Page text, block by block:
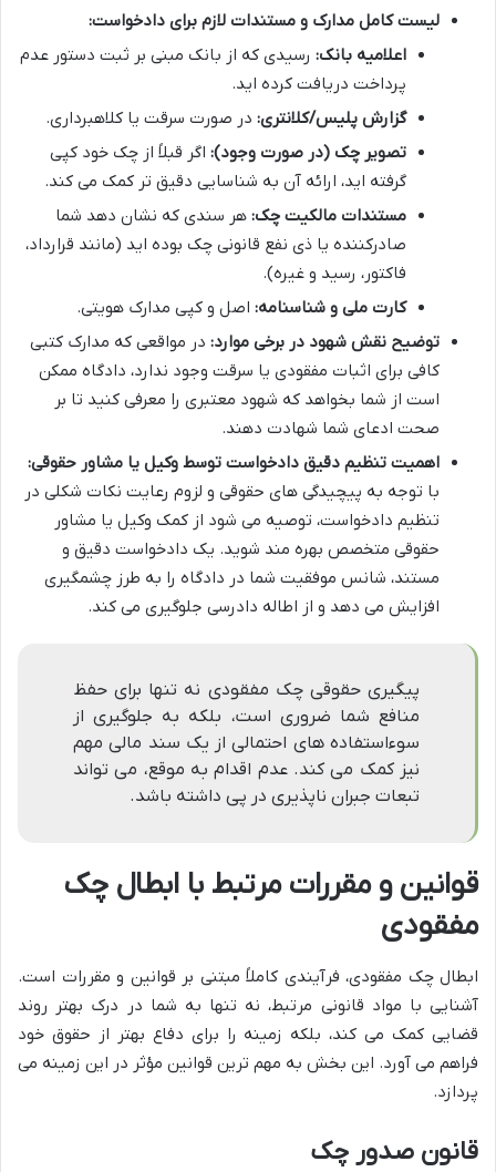
لیست کامل مدارک و مستندات لازم برای دادخواست:
اعلامیه بانک: رسیدی که از بانک مبنی بر ثبت دستور عدم
پرداخت دریافت کرده اید.
گزارش پلیس/کلانتری: در صورت سرقت یا کلاهبرداری.
تصویر چک (در صورت وجود): اگر قبلاً از چک خود کپی
گرفته اید، ارائه آن به شناسایی دقیق تر کمک می کند.
مستندات مالکیت چک: هر سندی که نشان دهد شما
صادرکننده یا ذی نفع قانونی چک بوده اید (مانند قرارداد،
فاکتور، رسید و غیره).
کارت ملی و شناسنامه: اصل و کپی مدارک هویتی.
توضیح نقش شهود در برخی موارد: در مواقعی که مدارک کتبی
کافی برای اثبات مفقودی یا سرقت وجود ندارد، دادگاه ممکن
است از شما بخواهد که شهود معتبری را معرفی کنید تا بر
صحت ادعای شما شهادت دهند.
اهمیت تنظیم دقیق دادخواست توسط وکیل یا مشاور حقوقی:
با توجه به پیچیدگی های حقوقی و لزوم رعایت نکات شکلی در
تنظیم دادخواست، توصیه می شود از کمک وکیل یا مشاور
حقوقی متخصص بهره مند شوید. یک دادخواست دقیق و
مستند، شانس موفقیت شما در دادگاه را به طرز چشمگیری
افزایش می دهد و از اطاله دادرسی جلوگیری می کند.
پیگیری حقوقی چک مفقودی نه تنها برای حفظ
منافع شما ضروری است، بلکه به جلوگیری از
سوءاستفاده های احتمالی از یک سند مالی مهم
نیز کمک می کند. عدم اقدام به موقع، می تواند
تبعات جبران ناپذیری در پی داشته باشد.
قوانین و مقررات مرتبط با ابطال چک
مفقودی
ابطال چک مفقودی، فرآیندی کاملاً مبتنی بر قوانین و مقررات است.
آشنایی با مواد قانونی مرتبط، نه تنها به شما در درک بهتر روند
قضایی کمک می کند، بلکه زمینه را برای دفاع بهتر از حقوق خود
فراهم می آورد. این بخش به مهم ترین قوانین مؤثر در این زمینه می
پردازد.
قانون صدور چک